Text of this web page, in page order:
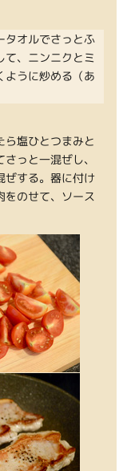
オルでさっとふ
て、ニンニクとミ
ように炒める（あ
ら塩ひとつまみと
っと一混ぜし、
ぜする。器に付け
をのせて、ソース